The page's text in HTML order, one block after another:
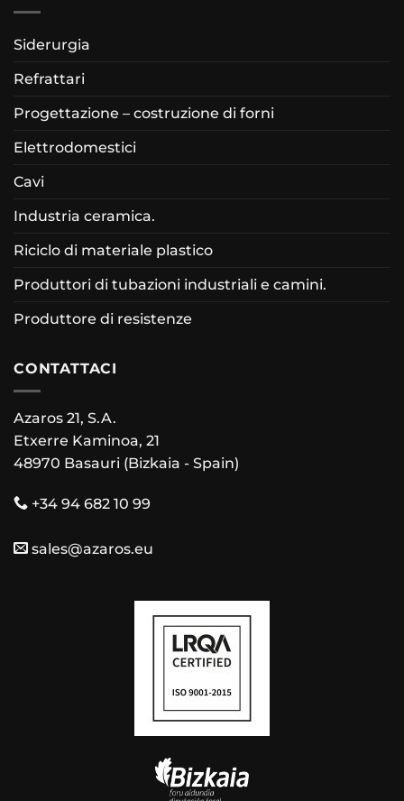
Siderurgia
Refrattari
Progettazione – costruzione di forni
Elettrodomestici
Cavi
Industria ceramica.
Riciclo di materiale plastico
Produttori di tubazioni industriali e camini.
Produttore di resistenze
CONTATTACI
Azaros 21, S.A.
Etxerre Kaminoa, 21
48970 Basauri (Bizkaia - Spain)
+34 94 682 10 99
sales@azaros.eu